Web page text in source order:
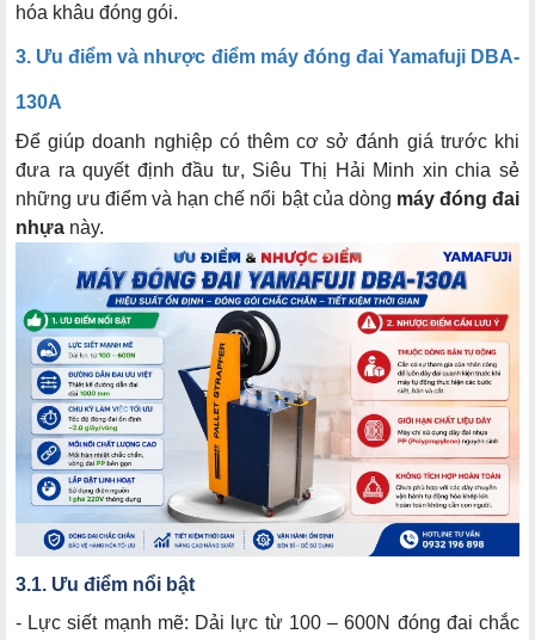
hóa khâu đóng gói.
3. Ưu điểm và nhược điểm máy đóng đai Yamafuji DBA-
130A
Để giúp doanh nghiệp có thêm cơ sở đánh giá trước khi
đưa ra quyết định đầu tư, Siêu Thị Hải Minh xin chia sẻ
những ưu điểm và hạn chế nổi bật của dòng máy đóng đai
nhựa này.
3.1. Ưu điểm nổi bật
- Lực siết mạnh mẽ: Dải lực từ 100 – 600N đóng đai chắc